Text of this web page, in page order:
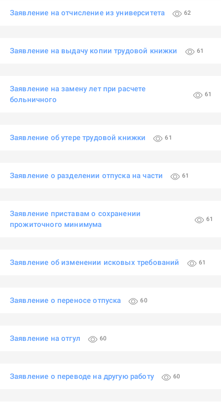
Заявление на отчисление из университета 62
Заявление на выдачу копии трудовой книжки 61
Заявление на замену лет при расчете
больничного
61
Заявление об утере трудовой книжки 61
Заявление о разделении отпуска на части 61
Заявление приставам о сохранении
прожиточного минимума
61
Заявление об изменении исковых требований 61
Заявление о переносе отпуска 60
Заявление на отгул 60
Заявление о переводе на другую работу 60